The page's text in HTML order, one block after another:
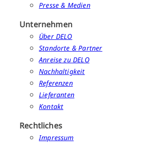
Presse & Medien
Unternehmen
Über DELO
Standorte & Partner
Anreise zu DELO
Nachhaltigkeit
Referenzen
Lieferanten
Kontakt
Rechtliches
Impressum